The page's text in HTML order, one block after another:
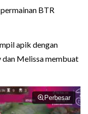
BTR
apik dengan
dan Melissa membuat
Perbesar